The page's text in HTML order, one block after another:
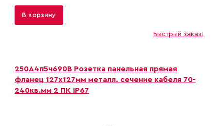
В корзину
Быстрый заказ!
250А4п5ч690B Розетка панельная прямая
фланец 127х127мм металл. сечение кабеля 70-
240кв.мм 2 ПК IP67